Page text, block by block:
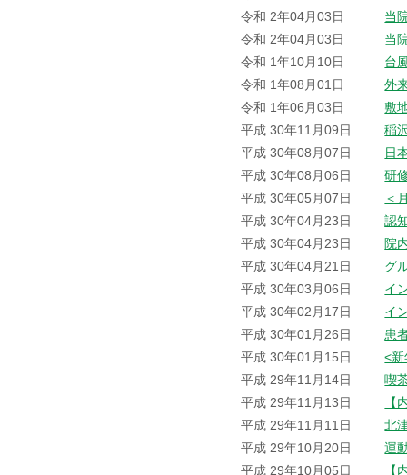
令和 2年04月03日
当
令和 2年04月03日
当
令和 1年10月10日
台
令和 1年08月01日
外
令和 1年06月03日
敷
平成 30年11月09日
稲
平成 30年08月07日
日
平成 30年08月06日
研
平成 30年05月07日
＜
平成 30年04月23日
認
平成 30年04月23日
院
平成 30年04月21日
グ
平成 30年03月06日
イ
平成 30年02月17日
イ
平成 30年01月26日
患
平成 30年01月15日
<
平成 29年11月14日
喫
平成 29年11月13日
【
平成 29年11月11日
北
平成 29年10月20日
運
平成 29年10月05日
【